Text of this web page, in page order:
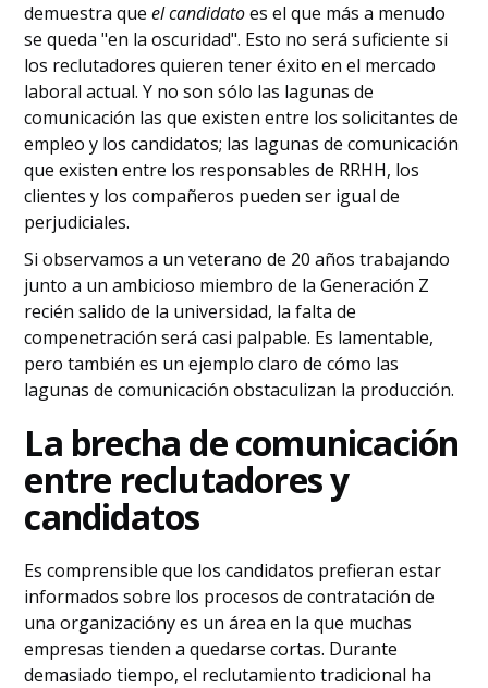
demuestra queel candidatoes el que más a menudo
se queda "en la oscuridad". Esto no será suficiente si
los reclutadores quieren tener éxito en el mercado
laboral actual. Y no son sólo las lagunas de
comunicación las que existen entre los solicitantes de
empleo y los candidatos; las lagunas de comunicación
que existen entre los responsables de RRHH, los
clientes y los compañeros pueden ser igual de
perjudiciales.
Si observamos a un veterano de 20 años trabajando
junto a un ambicioso miembro de la Generación Z
recién salido de la universidad, la falta de
compenetración será casi palpable. Es lamentable,
pero también es un ejemplo claro de cómo las
lagunas de comunicación obstaculizan la producción.
La brecha de comunicación
entre reclutadores y
candidatos
Es comprensible que los candidatos prefieran estar
informados sobre los procesos de contratación de
una organizacióny es un área en la que muchas
empresas tienden a quedarse cortas. Durante
demasiado tiempo, el reclutamiento tradicional ha